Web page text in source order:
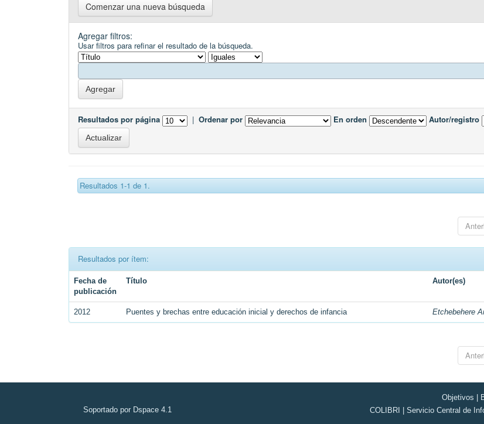
Comenzar una nueva búsqueda
Agregar filtros:
Usar filtros para refinar el resultado de la búsqueda.
Resultados por página | Ordenar por En orden Autor/registro
Resultados 1-1 de 1.
Resultados por ítem:
Fecha de
publicación
Título Autor(es)
2012 Puentes y brechas entre educación inicial y derechos de infancia Etchebehere
Soportado por Dspace 4.1
Objetivos
COLIBRI | Servicio Central de